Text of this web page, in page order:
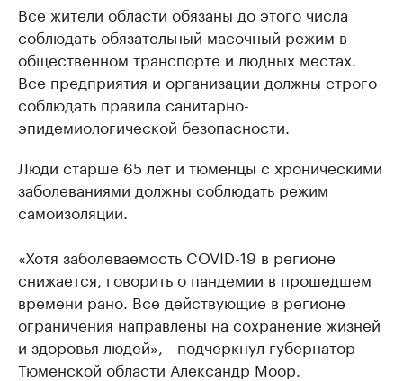
Все жители области обязаны до этого числа
соблюдать обязательный масочный режим в
общественном транспорте и людных местах.
Все предприятия и организации должны строго
соблюдать правила санитарно-
эпидемиологической безопасности.
Люди старше 65 лет и тюменцы с хроническими
заболеваниями должны соблюдать режим
самоизоляции.
«Хотя заболеваемость COVID-19 в регионе
снижается, говорить о пандемии в прошедшем
времени рано. Все действующие в регионе
ограничения направлены на сохранение жизней
и здоровья людей», - подчеркнул губернатор
Тюменской области Александр Моор.